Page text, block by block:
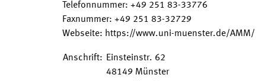
Telefonnummer: +49 251 83-33776
Faxnummer: +49 251 83-32729
Webseite: https://www.uni-muenster.de/AMM/
Anschrift: Einsteinstr. 62
48149 Münster